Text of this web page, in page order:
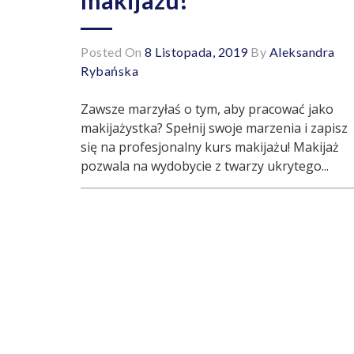
Posted On 8 Listopada, 2019By Aleksandra
Rybańska
Zawsze marzyłaś o tym, aby pracować jako
makijażystka? Spełnij swoje marzenia i zapisz
się na profesjonalny kurs makijażu! Makijaż
pozwala na wydobycie z twarzy ukrytego...